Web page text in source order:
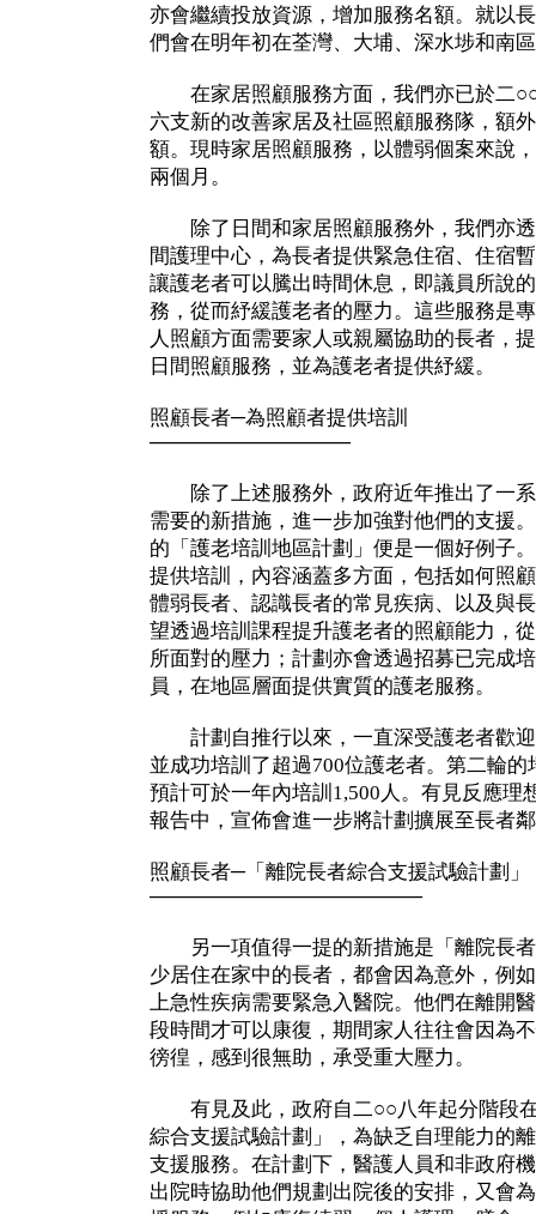
亦會繼續投放資源，增加服務名額。就以
們會在明年初在荃灣、大埔、深水埗和南
在家居照顧服務方面，我們亦已於二
六支新的改善家居及社區照顧服務隊，額
額。現時家居照顧服務，以體弱個案來說
兩個月。
除了日間和家居照顧服務外，我們亦透
間護理中心，為長者提供緊急住宿、住宿
讓護老者可以騰出時間休息，即議員所說
務，從而紓緩護老者的壓力。這些服務是
人照顧方面需要家人或親屬協助的長者，
日間照顧服務，並為護老者提供紓緩。
照顧長者─為照顧者提供培訓
──────────────
除了上述服務外，政府近年推出了一系
需要的新措施，進一步加強對他們的支援
的「護老培訓地區計劃」便是一個好例子
提供培訓，內容涵蓋多方面，包括如何照
體弱長者、認識長者的常見疾病、以及與
望透過培訓課程提升護老者的照顧能力，
所面對的壓力；計劃亦會透過招募已完成
員，在地區層面提供實質的護老服務。
計劃自推行以來，一直深受護老者歡迎
並成功培訓了超過700位護老者。第二輪
預計可於一年內培訓1,500人。有見反應理
報告中，宣佈會進一步將計劃擴展至長者
照顧長者─「離院長者綜合支援試驗計劃」
───────────────────
另一項值得一提的新措施是「離院長者
少居住在家中的長者，都會因為意外，例
上急性疾病需要緊急入醫院。他們在離開
段時間才可以康復，期間家人往往會因為
徬徨，感到很無助，承受重大壓力。
有見及此，政府自二○○八年起分階段
綜合支援試驗計劃」，為缺乏自理能力的
支援服務。在計劃下，醫護人員和非政府
出院時協助他們規劃出院後的安排，又會